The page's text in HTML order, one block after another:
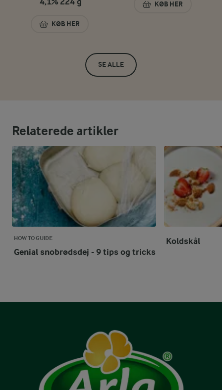
KØB HER
KOLDSKÅL MED TYKMÆLK, ÆG OG
KØB HER
LETMÆLK 1,5%
SE ALLE
Relaterede artikler
HOW TO GUIDE
Genial snobrødsdej - 9 tips og tricks
Koldskål